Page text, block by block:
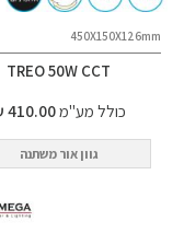
450X150X126mm
TREO 50W CCT
כולל מע"מ410.00 ₪
גוון אור משתנה